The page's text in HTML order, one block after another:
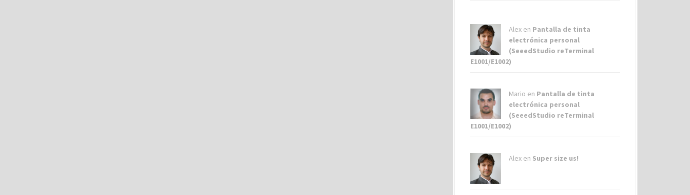
Alex en Pantalla de tinta
electrónica personal
(SeeedStudio reTerminal
E1001/E1002)
Mario en Pantalla de tinta
electrónica personal
(SeeedStudio reTerminal
E1001/E1002)
Alex en Super size us!